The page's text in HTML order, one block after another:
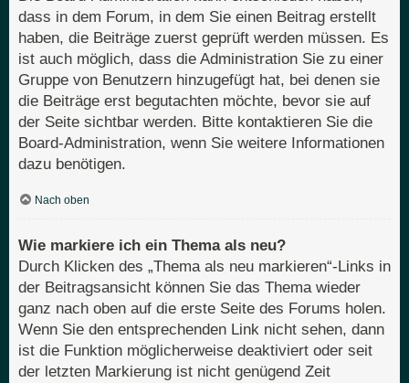
dass in dem Forum, in dem Sie einen Beitrag erstellt
haben, die Beiträge zuerst geprüft werden müssen. Es
ist auch möglich, dass die Administration Sie zu einer
Gruppe von Benutzern hinzugefügt hat, bei denen sie
die Beiträge erst begutachten möchte, bevor sie auf
der Seite sichtbar werden. Bitte kontaktieren Sie die
Board-Administration, wenn Sie weitere Informationen
dazu benötigen.
Nach oben
Wie markiere ich ein Thema als neu?
Durch Klicken des „Thema als neu markieren“-Links in
der Beitragsansicht können Sie das Thema wieder
ganz nach oben auf die erste Seite des Forums holen.
Wenn Sie den entsprechenden Link nicht sehen, dann
ist die Funktion möglicherweise deaktiviert oder seit
der letzten Markierung ist nicht genügend Zeit